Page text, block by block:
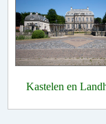
Kastelen en